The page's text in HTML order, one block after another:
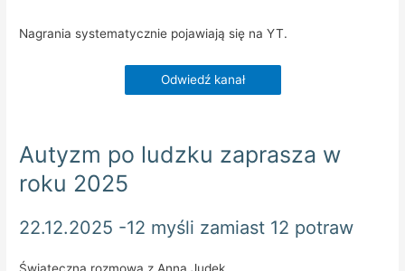
Nagrania systematycznie pojawiają się na YT.
Odwiedź kanał
Autyzm po ludzku zaprasza w
roku 2025
22.12.2025 -12 myśli zamiast 12 potraw
Świąteczna rozmowa z Anną Judek.